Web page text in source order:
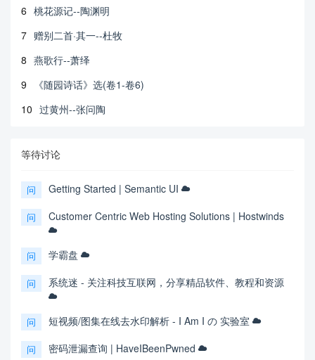
6 桃花源记--陶渊明
7 赠别二首·其一--杜牧
8 燕歌行--萧绎
9
《随园诗话》选(卷1-卷6)
10 过黄州--张问陶
等待讨论
问 Getting Started | Semantic UI
问 Customer Centric Web Hosting Solutions | Hostwinds
问 学霸盘
问 系统迷 - 关注科技互联网，分享精品软件、教程和资源
问 短视频/图集在线去水印解析 - I Am I の 实验室
问 密码泄漏查询 | HaveIBeenPwned